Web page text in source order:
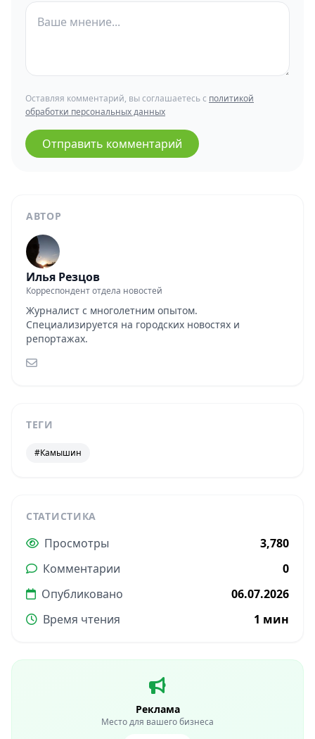
АВТОР
Илья Резцов
Корреспондент отдела новостей
Журналист с многолетним опытом.
Специализируется на городских новостях и
репортажах.
ТЕГИ
#Камышин
СТАТИСТИКА
Просмотры
3,780
Комментарии
0
Опубликовано
06.07.2026
Время чтения
1 мин
Реклама
Место для вашего бизнеса
Оставляя комментарий, вы соглашаетесь с политикой
обработки персональных данных
Отправить комментарий